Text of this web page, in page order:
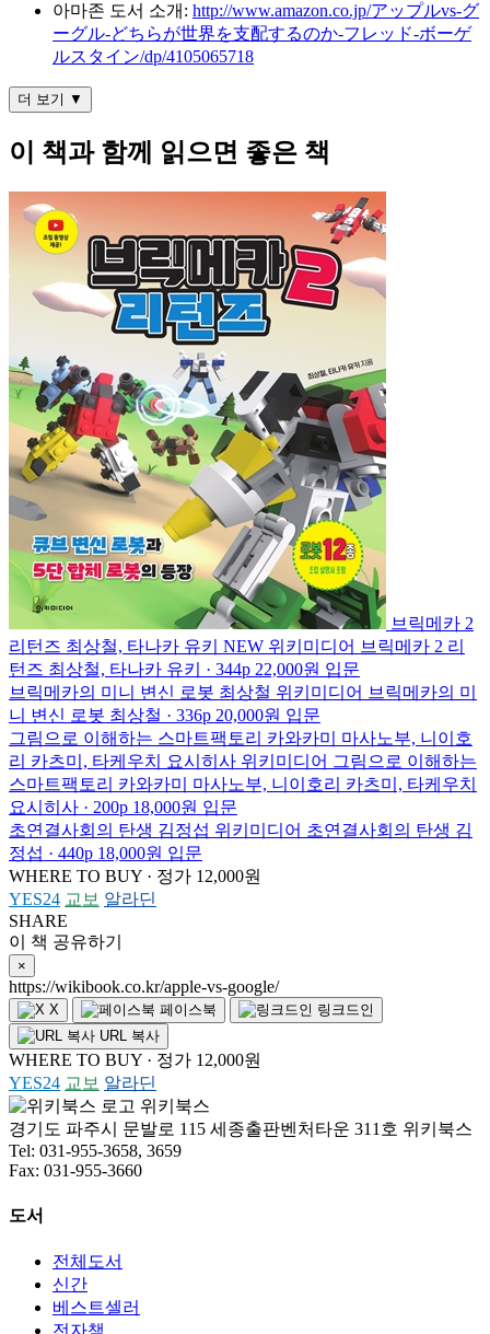
아마존 도서 소개: http://www.amazon.co.jp/アップルvs-グ
ーグル-どちらが世界を支配するのか-フレッド-ボーゲ
ルスタイン/dp/4105065718
더 보기 ▼
이 책과 함께 읽으면 좋은 책
브릭메카 2
리턴즈 최상철, 타나카 유키 NEW 위키미디어 브릭메카 2 리
턴즈 최상철, 타나카 유키 · 344p 22,000원 입문
브릭메카의 미니 변신 로봇 최상철 위키미디어 브릭메카의 미
니 변신 로봇 최상철 · 336p 20,000원 입문
그림으로 이해하는 스마트팩토리 카와카미 마사노부, 니이호
리 카츠미, 타케우치 요시히사 위키미디어 그림으로 이해하는
스마트팩토리 카와카미 마사노부, 니이호리 카츠미, 타케우치
요시히사 · 200p 18,000원 입문
초연결사회의 탄생 김정섭 위키미디어 초연결사회의 탄생 김
정섭 · 440p 18,000원 입문
WHERE TO BUY · 정가 12,000원
YES24 교보 알라딘
SHARE
이 책 공유하기
×
https://wikibook.co.kr/apple-vs-google/
X 페이스북
링크드인
URL 복사
WHERE TO BUY · 정가 12,000원
YES24 교보 알라딘
위키북스
경기도 파주시 문발로 115 세종출판벤처타운 311호 위키북스
Tel: 031-955-3658, 3659
Fax: 031-955-3660
도서
전체도서
신간
베스트셀러
전자책